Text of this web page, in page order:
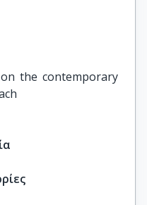
the contemporary